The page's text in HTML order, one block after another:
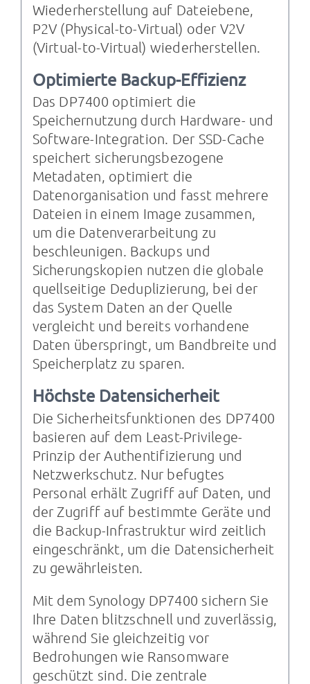
Wiederherstellung auf Dateiebene,
P2V (Physical-to-Virtual) oder V2V
(Virtual-to-Virtual) wiederherstellen.
Optimierte Backup-Effizienz
Das DP7400 optimiert die
Speichernutzung durch Hardware- und
Software-Integration. Der SSD-Cache
speichert sicherungsbezogene
Metadaten, optimiert die
Datenorganisation und fasst mehrere
Dateien in einem Image zusammen,
um die Datenverarbeitung zu
beschleunigen. Backups und
Sicherungskopien nutzen die globale
quellseitige Deduplizierung, bei der
das System Daten an der Quelle
vergleicht und bereits vorhandene
Daten überspringt, um Bandbreite und
Speicherplatz zu sparen.
Höchste Datensicherheit
Die Sicherheitsfunktionen des DP7400
basieren auf dem Least-Privilege-
Prinzip der Authentifizierung und
Netzwerkschutz. Nur befugtes
Personal erhält Zugriff auf Daten, und
der Zugriff auf bestimmte Geräte und
die Backup-Infrastruktur wird zeitlich
eingeschränkt, um die Datensicherheit
zu gewährleisten.
Mit dem Synology DP7400 sichern Sie
Ihre Daten blitzschnell und zuverlässig,
während Sie gleichzeitig vor
Bedrohungen wie Ransomware
geschützt sind. Die zentrale